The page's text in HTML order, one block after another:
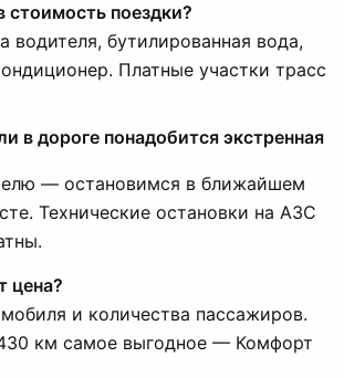
стоимость поездки?
водителя, бутилированная вода,
Платные участки трасс
в дороге понадобится экстренная
— остановимся в ближайшем
Технические остановки на АЗС
цена?
и количества пассажиров.
км самое выгодное — Комфорт